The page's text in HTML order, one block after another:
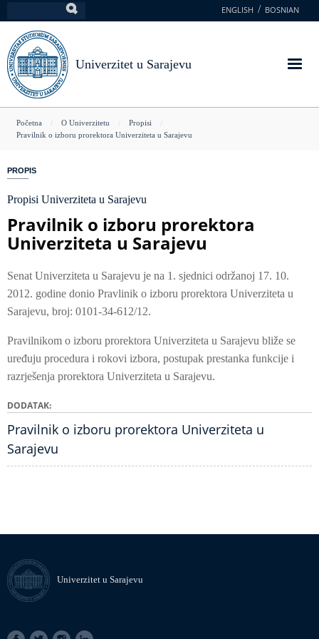
na
glavni
sadržaj
ENGLISH BOSNIAN
Univerzitet u Sarajevu
You
here
Početna O Univerzitetu
Propisi
Pravilnik o izboru prorektora Univerziteta u Sarajevu
PROPIS
Propisi Univerziteta u Sarajevu
Pravilnik o izboru prorektora
Univerziteta u Sarajevu
Senat Univerziteta u Sarajevu je na 1. sjednici održanoj 17. 10.
2012. godine donio Pravlinik o izboru prorektora Univerziteta u
Sarajevu, broj: 0101-34-612/12.
Pravilnikom o izboru prorektora Univerziteta u Sarajevu bliže se
uređuju procedura i rokovi izbora, postupak prestanka funkcije i
razrješenja prorektora Univerziteta u Sarajevu.
DODATAK
Pravilnik o izboru prorektora Univerziteta u
Sarajevu
Univerzitet u Sarajevu
SOCIAL